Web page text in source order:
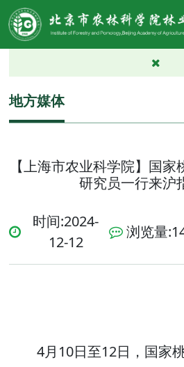
地方媒体
【上海市农业科学院】国
研究员一行来沪
时间:2024-
12-12
浏览量:
4月10日至12日，国家